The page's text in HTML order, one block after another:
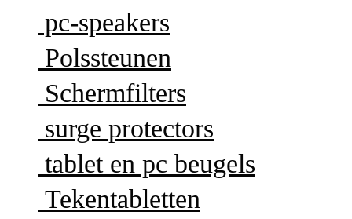
pc-speakers
Polssteunen
Schermfilters
surge protectors
tablet en pc beugels
Tekentabletten